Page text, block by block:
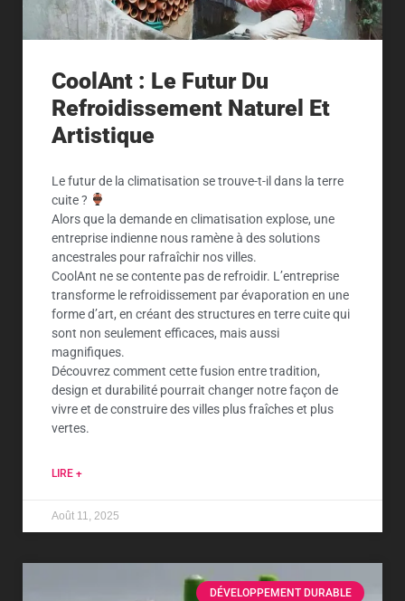
CoolAnt : Le Futur Du
Refroidissement Naturel Et
Artistique
Le futur de la climatisation se trouve-t-il dans la terre
cuite ?
Alors que la demande en climatisation explose, une
entreprise indienne nous ramène à des solutions
ancestrales pour rafraîchir nos villes.
CoolAnt ne se contente pas de refroidir. L’entreprise
transforme le refroidissement par évaporation en une
forme d’art, en créant des structures en terre cuite qui
sont non seulement efficaces, mais aussi
magnifiques.
Découvrez comment cette fusion entre tradition,
design et durabilité pourrait changer notre façon de
vivre et de construire des villes plus fraîches et plus
vertes.
LIRE +
Août 11, 2025
DÉVELOPPEMENT DURABLE